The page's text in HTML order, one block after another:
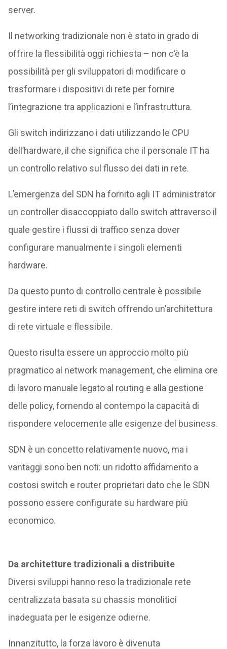
server.
Il networking tradizionale non è stato in grado di
offrire la flessibilità oggi richiesta – non c’è la
possibilità per gli sviluppatori di modificare o
trasformare i dispositivi di rete per fornire
l’integrazione tra applicazioni e l’infrastruttura.
Gli switch indirizzano i dati utilizzando le CPU
dell’hardware, il che significa che il personale IT ha
un controllo relativo sul flusso dei dati in rete.
L’emergenza del SDN ha fornito agli IT administrator
un controller disaccoppiato dallo switch attraverso il
quale gestire i flussi di traffico senza dover
configurare manualmente i singoli elementi
hardware.
Da questo punto di controllo centrale è possibile
gestire intere reti di switch offrendo un’architettura
di rete virtuale e flessibile.
Questo risulta essere un approccio molto più
pragmatico al network management, che elimina ore
di lavoro manuale legato al routing e alla gestione
delle policy, fornendo al contempo la capacità di
rispondere velocemente alle esigenze del business.
SDN è un concetto relativamente nuovo, ma i
vantaggi sono ben noti: un ridotto affidamento a
costosi switch e router proprietari dato che le SDN
possono essere configurate su hardware più
economico.
Da architetture tradizionali a distribuite
Diversi sviluppi hanno reso la tradizionale rete
centralizzata basata su chassis monolitici
inadeguata per le esigenze odierne.
Innanzitutto, la forza lavoro è divenuta